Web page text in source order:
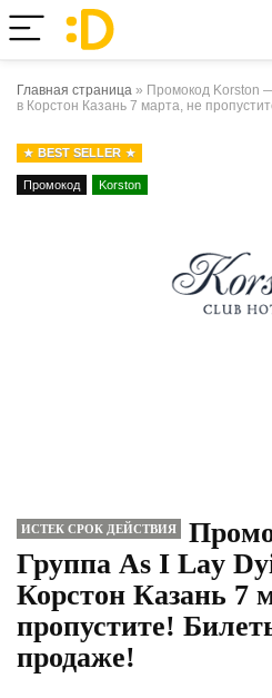
Главная страница » Промокод Korston
в Корстон Казань 7 марта, не
BEST SELLER
Промокод Korston
ИСТЕК СРОК ДЕЙСТВИЯ
Группа As I Lay
Корстон Казань 7
пропустите!
продаже!